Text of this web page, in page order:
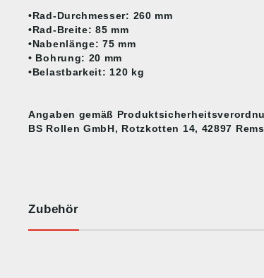
•Rad-Durchmesser: 260 mm
•Rad-Breite: 85 mm
•Nabenlänge: 75 mm
• Bohrung: 20 mm
•Belastbarkeit: 120 kg
Angaben gemäß
BS Rollen GmbH, Rotzkotten 14, 42897
Zubehör